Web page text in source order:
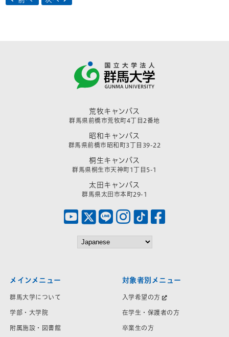
荒牧キャンパス
群馬県前橋市荒牧町4丁目2番地
昭和キャンパス
群馬県前橋市昭和町3丁目39-22
桐生キャンパス
群馬県桐生市天神町1丁目5-1
太田キャンパス
群馬県太田市本町29-1
メインメニュー
群馬大学について
学部・大学院
附属施設・図書館
対象者別メニュー
入学希望の方
在学生・保護者の方
卒業生の方